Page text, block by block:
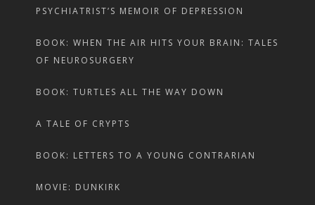
PSYCHIATRIST’S MEMOIR OF DEPRESSION
BOOK: WHEN THE AIR HITS YOUR BRAIN: TALES
OF NEUROSURGERY
BOOK: TURTLES ALL THE WAY DOWN
A TALE OF CRYPTS
BOOK: LETTERS TO A YOUNG CONTRARIAN
MOVIE: DUNKIRK